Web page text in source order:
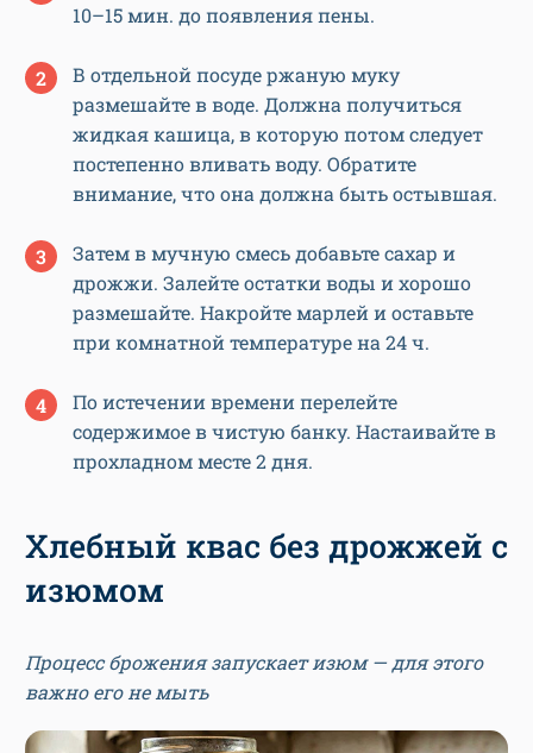
10–15 мин. до появления пены.
В отдельной посуде ржаную муку
размешайте в воде. Должна получиться
жидкая кашица, в которую потом следует
постепенно вливать воду. Обратите
внимание, что она должна быть остывшая.
Затем в мучную смесь добавьте сахар и
дрожжи. Залейте остатки воды и хорошо
размешайте. Накройте марлей и оставьте
при комнатной температуре на 24 ч.
По истечении времени перелейте
содержимое в чистую банку. Настаивайте в
прохладном месте 2 дня.
Хлебный квас без дрожжей с
изюмом
Процесс брожения запускает изюм — для этого
важно его не мыть